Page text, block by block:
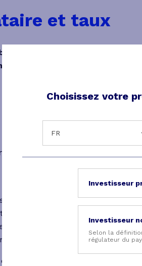
Choisissez votre
FR
Investisseur
Investisseur
Selon la
régulateur du
et taux
sur l’analyse des
des principaux pays
centrales
sur l’évolution des marchés, et
à évaluer le risque
leur indexation (taux fixes, taux
des portefeuilles.
d’actifs, notre objectif est